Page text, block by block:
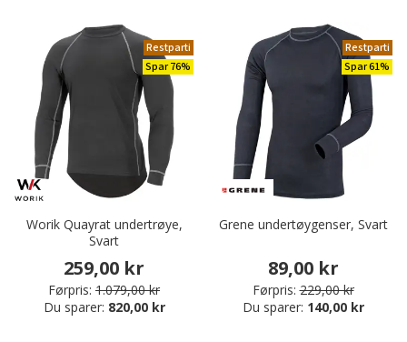
Restparti
Spar 76%
Worik Quayrat undertrøye,
Svart
259,00 kr
Førpris: 1.079,00 kr
Du sparer: 820,00 kr
Restparti
Spar 61%
Grene undertøygenser, Svart
89,00 kr
Førpris: 229,00 kr
Du sparer: 140,00 kr